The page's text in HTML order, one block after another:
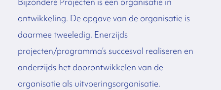
ontwikkeling. De opgave van de organisatie is
daarmee tweeledig. Enerzijds
projecten/programma’s succesvol realiseren en
anderzijds het doorontwikkelen van de
organisatie als uitvoeringsorganisatie.